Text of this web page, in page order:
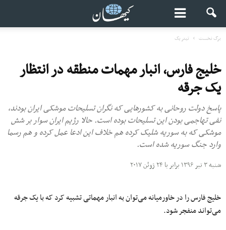
برگ نخست تیتر یک
خلیج فارس، انبار مهمات منطقه در انتظار
یک جرقه
پاسخ دولت روحانی به کشورهایی که نگران تسلیحات موشکی ایران بودند،
نفی تهاجمی بودن این تسلیحات بوده است. حالا رژیم ایران سوار بر شش
موشکی که به سوریه شلیک کرده هم خلاف این ادعا عمل کرده و هم رسما
وارد جنگ سوریه شده است.
شنبه ۳ تیر ۱۳۹۶ برابر با ۲۴ ژوئن ۲۰۱۷
خلیج فارس را در خاورمیانه می‌توان به انبار مهماتی تشبیه کرد که با یک جرقه
می‌تواند منفجر شود.